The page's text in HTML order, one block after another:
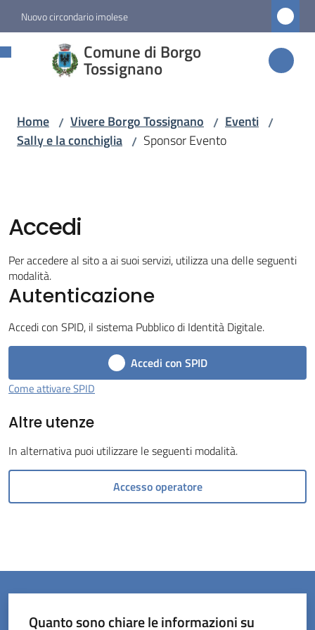
Vai al contenuto
Vai alla navigazione
Vai al footer
Nuovo circondario imolese
Comune di Borgo
Tossignano
Comune di
Borgo
Amministrazione
Servizi
Vivere
Borgo
Menu selezionato
Servizi
line
Prenotazioni
Home / Vivere Borgo Tossignano / Eventi /
Sally e la conchiglia / Sponsor Evento
Accedi
Per accedere al sito a ai suoi servizi, utilizza una delle seguenti
modalità.
Autenticazione
Accedi con SPID, il sistema Pubblico di Identità Digitale.
Accedi con SPID
Come attivare SPID
Altre utenze
In alternativa puoi utilizzare le seguenti modalità.
Accesso operatore
Quanto sono chiare le informazioni su